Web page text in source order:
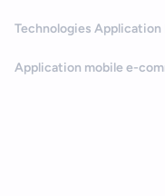
Technologies Application
Application mobile e-